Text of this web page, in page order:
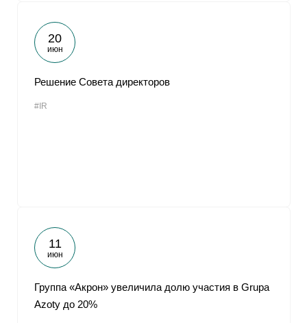
20
июн
Решение Совета директоров
#IR
11
июн
Группа «Акрон» увеличила долю участия в Grupa
Azoty до 20%